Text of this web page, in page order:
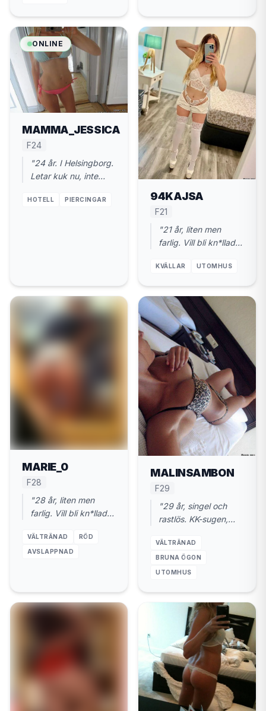
ONLINE
MAMMA_JESSICA
F24
"24 år. I Helsingborg.
Letar kuk nu, inte
läge."
HOTELL PIERCINGAR 94KAJSA
F21
"21 år, liten men
farlig. Vill bli kn*llad
Helsingborg."
KVÄLLAR UTOMHUS
MARIE_0
F28
"28 år, liten men
farlig. Vill bli kn*llad
Helsingborg."
VÄLTRÄNAD RÖD
AVSLAPPNAD
MALINSAMBON
F29
"29 år, singel och
rastlös. KK-sugen,
Helsingborg."
VÄLTRÄNAD
BRUNA ÖGON
UTOMHUS